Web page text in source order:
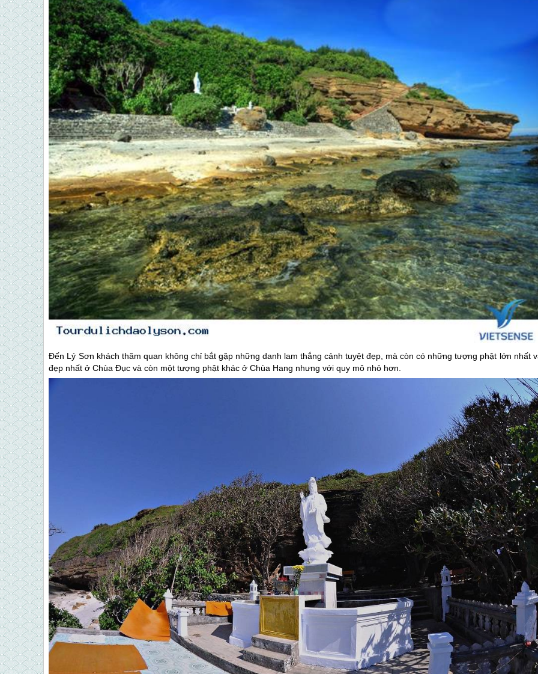
Đến Lý Sơn khách thăm quan không chỉ bắt gặp những danh lam thắng cảnh tuyệt đẹp, mà còn có những tượng phật lớn nhất
đẹp nhất ở Chùa Đục và còn một tượng phật khác ở Chùa Hang nhưng với quy mô nhỏ hơn.